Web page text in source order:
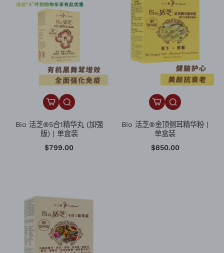
Bio 活芝®5合1精华丸 (加强
版) | 单盒装
$799.00
Bio 活芝®金顶侧耳精华粉 |
单盒装
$850.00